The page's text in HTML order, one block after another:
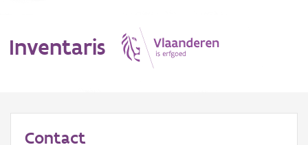
Inventaris
Contact